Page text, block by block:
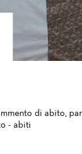
di abito,
- abiti